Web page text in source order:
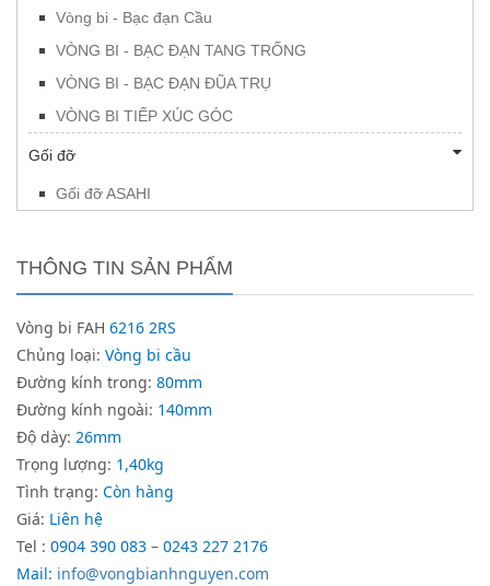
Vòng bi - Bạc đạn Cầu
VÒNG BI - BẠC ĐẠN TANG TRỐNG
VÒNG BI - BẠC ĐẠN ĐŨA TRỤ
VÒNG BI TIẾP XÚC GÓC
Gối đỡ
Gối đỡ ASAHI
THÔNG TIN SẢN PHẨM
Vòng bi FAH 6216 2RS
Chủng loại: Vòng bi cầu
Đường kính trong: 80mm
Đường kính ngoài: 140mm
Độ dày: 26mm
Trọng lượng: 1,40kg
Tình trạng: Còn hàng
Giá: Liên hệ
Tel : 0904 390 083 – 0243 227 2176
Mail: info@vongbianhnguyen.com